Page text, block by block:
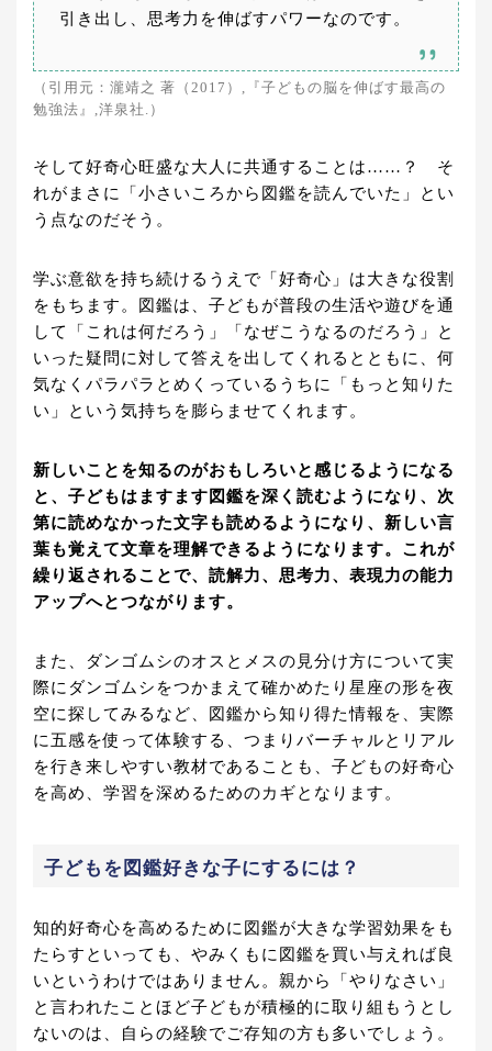
引き出し、思考力を伸ばすパワーなのです。
（引用元：瀧靖之 著（2017）,『子どもの脳を伸ばす最高の
勉強法』,洋泉社.）
そして好奇心旺盛な大人に共通することは……？ そ
れがまさに「小さいころから図鑑を読んでいた」とい
う点なのだそう。
学ぶ意欲を持ち続けるうえで「好奇心」は大きな役割
をもちます。図鑑は、子どもが普段の生活や遊びを通
して「これは何だろう」「なぜこうなるのだろう」と
いった疑問に対して答えを出してくれるとともに、何
気なくパラパラとめくっているうちに「もっと知りた
い」という気持ちを膨らませてくれます。
新しいことを知るのがおもしろいと感じるようになる
と、子どもはますます図鑑を深く読むようになり、次
第に読めなかった文字も読めるようになり、新しい言
葉も覚えて文章を理解できるようになります。これが
繰り返されることで、読解力、思考力、表現力の能力
アップへとつながります。
また、ダンゴムシのオスとメスの見分け方について実
際にダンゴムシをつかまえて確かめたり星座の形を夜
空に探してみるなど、図鑑から知り得た情報を、実際
に五感を使って体験する、つまりバーチャルとリアル
を行き来しやすい教材であることも、子どもの好奇心
を高め、学習を深めるためのカギとなります。
子どもを図鑑好きな子にするには？
知的好奇心を高めるために図鑑が大きな学習効果をも
たらすといっても、やみくもに図鑑を買い与えれば良
いというわけではありません。親から「やりなさい」
と言われたことほど子どもが積極的に取り組もうとし
ないのは、自らの経験でご存知の方も多いでしょう。